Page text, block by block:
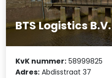
BTS Logistics B.V.
KvK nummer: 58999825
Adres: Abdisstraat 37